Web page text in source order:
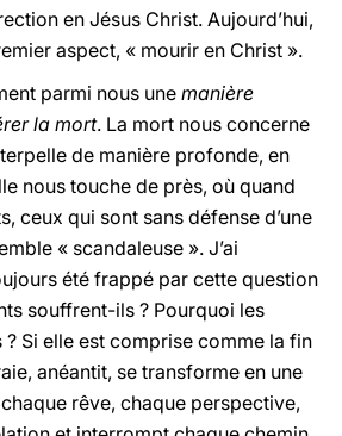
en Jésus Christ. Aujourd’hui,
aspect, « mourir en Christ ».
parmi nous une manière
la mort. La mort nous concerne
de manière profonde, en
nous touche de près, où quand
ceux qui sont sans défense d’une
« scandaleuse ». J’ai
été frappé par cette question
souffrent-ils ? Pourquoi les
Si elle est comprise comme la fin
anéantit, se transforme en une
rêve, chaque perspective,